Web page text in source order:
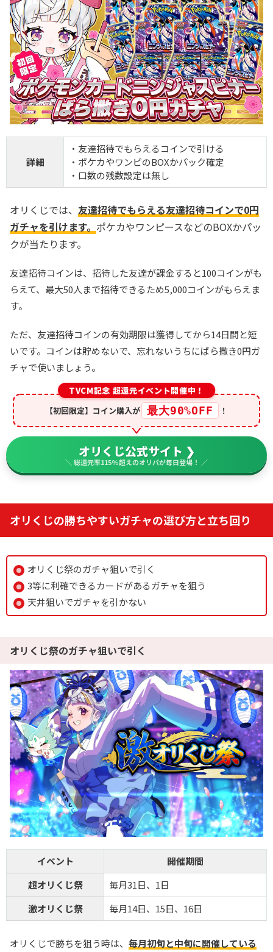
詳細
・友達招待でもらえるコインで引ける
・ポケカやワンピのBOXかパック確定
・口数の残数設定は無し
オリくじでは、 友達招待でもらえる友達招待コインで0円
ガチャを引けます。 ポケカやワンピースなどのBOXかパッ
クが当たります。
友達招待コインは、招待した友達が課金すると100コインがも
らえて、最大50人まで招待できるため5,000コインがもらえま
す。
ただ、友達招待コインの有効期限は獲得してから14日間と短
いです。コインは貯めないで、忘れないうちにばら撒き0円ガ
チャで使いましょう。
TVCM記念 超還元イベント開催中！
【初回限定】コイン購入が 最大90%OFF ！
オリくじ公式サイト ❯
＼ 総還元率115%超えのオリパが毎日登場！ ／
オリくじの勝ちやすいガチャの選び方と立ち回り
オリくじ祭のガチャ狙いで引く
3等に利確できるカードがあるガチャを狙う
天井狙いでガチャを引かない
オリくじ祭のガチャ狙いで引く
イベント
開催期間
超オリくじ祭
毎月31日、1日
激オリくじ祭
毎月14日、15日、16日
オリくじで勝ちを狙う時は、 毎月初旬と中旬に開催している